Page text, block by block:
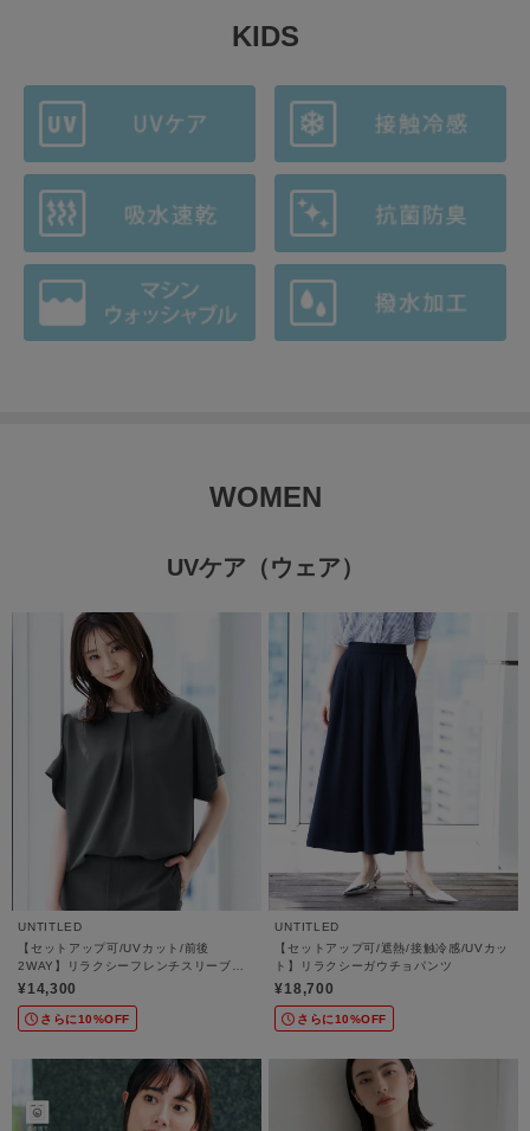
KIDS
WOMEN
UVケア（ウェア）
UNTITLED
【セットアップ可/UVカット/前後
2WAY】リラクシーフレンチスリーブブ
ラウス
¥14,300
さらに10%OFF
UNTITLED
【セットアップ可/遮熱/接触冷感/UVカッ
ト】リラクシーガウチョパンツ
¥18,700
さらに10%OFF